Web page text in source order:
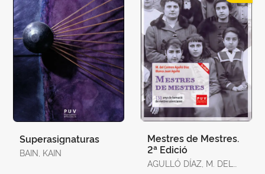
Superasignaturas
BAIN, KAIN
Mestres de Mestres.
2ª Edició
AGULLÓ DÍAZ, M. DEL